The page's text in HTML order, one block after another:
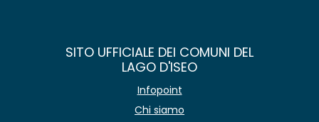
SITO UFFICIALE DEI COMUNI DEL
LAGO D'ISEO
Infopoint
Chi siamo